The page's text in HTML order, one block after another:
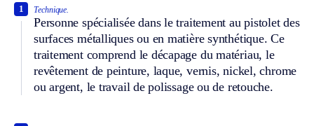
Technique.
Personne spécialisée dans le traitement au pistolet des
surfaces métalliques ou en matière synthétique. Ce
traitement comprend le décapage du matériau, le
revêtement de peinture, laque, vernis, nickel, chrome
ou argent, le travail de polissage ou de retouche.
1